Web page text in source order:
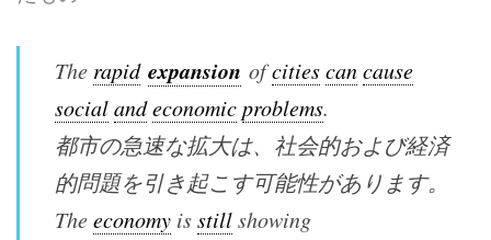
The rapid expansion ofcities can cause
social and economic problems.
都市の急速な拡大は、社会的および経済
的問題を引き起こす可能性があります。
Theeconomyisstillshowing